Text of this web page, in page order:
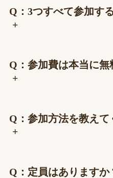
Q：3つすべて参加す
+
Q：参加費は本当に無
+
Q：参加方法を教えて
+
Q：定員はありますか